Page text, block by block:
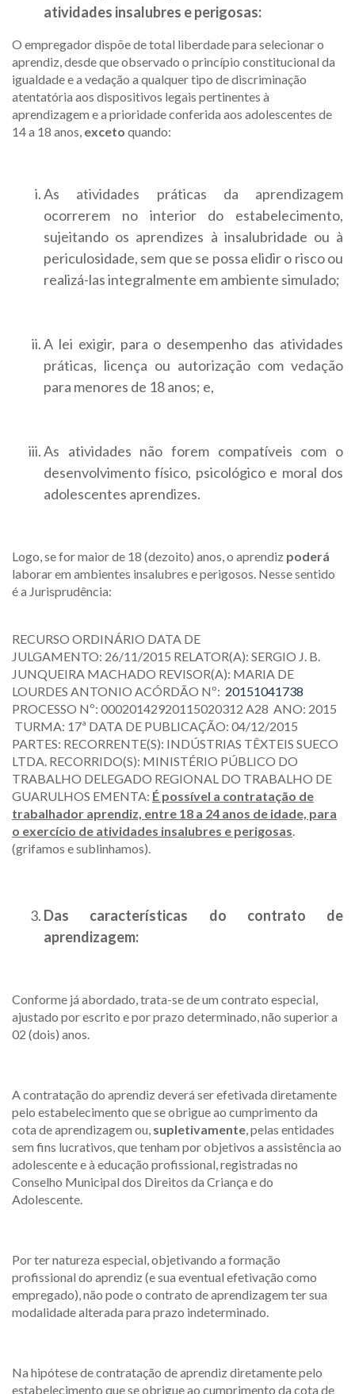
atividades insalubres e perigosas:
O empregador dispõe de total liberdade para selecionar o
aprendiz, desde que observado o princípio constitucional da
igualdade e a vedação a qualquer tipo de discriminação
atentatória aos dispositivos legais pertinentes à
aprendizagem e a prioridade conferida aos adolescentes de
14 a 18 anos, exceto quando:
As atividades práticas da aprendizagem
ocorrerem no interior do estabelecimento,
sujeitando os aprendizes à insalubridade ou à
periculosidade, sem que se possa elidir o risco ou
realizá-las integralmente em ambiente simulado;
A lei exigir, para o desempenho das atividades
práticas, licença ou autorização com vedação
para menores de 18 anos; e,
As atividades não forem compatíveis com o
desenvolvimento físico, psicológico e moral dos
adolescentes aprendizes.
Logo, se for maior de 18 (dezoito) anos, o aprendiz poderá
laborar em ambientes insalubres e perigosos. Nesse sentido
é a Jurisprudência:
RECURSO ORDINÁRIO DATA DE
JULGAMENTO: 26/11/2015 RELATOR(A): SERGIO J. B.
JUNQUEIRA MACHADO REVISOR(A): MARIA DE
LOURDES ANTONIO ACÓRDÃO Nº: 20151041738
PROCESSO Nº: 00020142920115020312 A28 ANO: 2015
TURMA: 17ª DATA DE PUBLICAÇÃO: 04/12/2015
PARTES: RECORRENTE(S): INDÚSTRIAS TÊXTEIS SUECO
LTDA. RECORRIDO(S): MINISTÉRIO PÚBLICO DO
TRABALHO DELEGADO REGIONAL DO TRABALHO DE
GUARULHOS EMENTA: É possível a contratação de
trabalhador aprendiz, entre 18 a 24 anos de idade, para
o exercício de atividades insalubres e perigosas.
(grifamos e sublinhamos).
Das características do contrato de
aprendizagem:
Conforme já abordado, trata-se de um contrato especial,
ajustado por escrito e por prazo determinado, não superior a
02 (dois) anos.
A contratação do aprendiz deverá ser efetivada diretamente
pelo estabelecimento que se obrigue ao cumprimento da
cota de aprendizagem ou, supletivamente, pelas entidades
sem fins lucrativos, que tenham por objetivos a assistência ao
adolescente e à educação profissional, registradas no
Conselho Municipal dos Direitos da Criança e do
Adolescente.
Por ter natureza especial, objetivando a formação
profissional do aprendiz (e sua eventual efetivação como
empregado), não pode o contrato de aprendizagem ter sua
modalidade alterada para prazo indeterminado.
Na hipótese de contratação de aprendiz diretamente pelo
estabelecimento que se obrigue ao cumprimento da cota de